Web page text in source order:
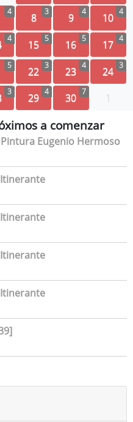
4 8 3 9 4 10 4
4 15 5 16 5 17 4
5 22 3 23 4 24 3
3 29 4 30 7 1
a comenzar
Eugenio Hermoso